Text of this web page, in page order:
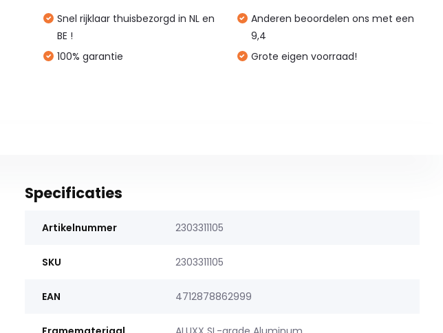
Snel rijklaar thuisbezorgd in NL en
BE !
100% garantie
Anderen beoordelen ons met een
9,4
Grote eigen voorraad!
Specificaties
Artikelnummer 2303311105
SKU 2303311105
EAN 4712878862999